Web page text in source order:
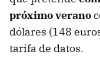
próximo verano
dólares (148
tarifa de datos.